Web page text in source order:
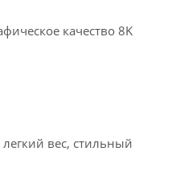
качество 8K
вес, стильный